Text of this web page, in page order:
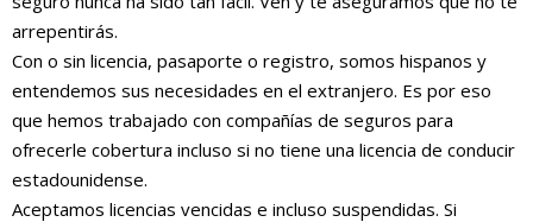
arrepentirás.
Con o sin licencia, pasaporte o registro, somos hispanos y
entendemos sus necesidades en el extranjero. Es por eso
que hemos trabajado con compañías de seguros para
ofrecerle cobertura incluso si no tiene una licencia de conducir
estadounidense.
Aceptamos licencias vencidas e incluso suspendidas. Si